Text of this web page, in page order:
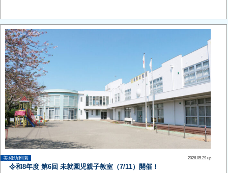
美和幼稚園 2026.05.29 up
令和8年度 第6回 未就園児親子教室（7/11）開催！